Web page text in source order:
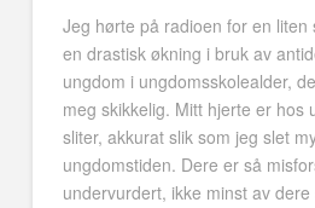
Jeg hørte på radioen for en
en drastisk økning i bruk av
ungdom i ungdomsskolealder,
meg skikkelig. Mitt hjerte er hos
sliter, akkurat slik som jeg slet
ungdomstiden. Dere er så
undervurdert, ikke minst av